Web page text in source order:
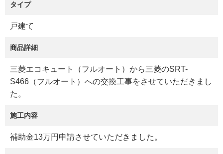
タイプ
戸建て
商品詳細
三菱エコキュート（フルオート）から三菱のSRT-
S466（フルオート）への交換工事をさせていただきまし
た。
施工内容
補助金13万円申請させていただきました。